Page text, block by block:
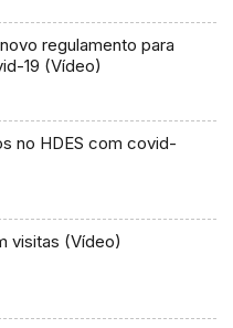
regulamento para
19 (Vídeo)
no HDES com covid-
visitas (Vídeo)